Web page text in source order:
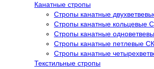
Канатные стропы
Стропы канатные
Стропы канатные кольцевые
Стропы канатные
Стропы канатные петлевые
Стропы канатные
Текстильные стропы